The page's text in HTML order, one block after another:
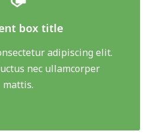
box title
adipiscing elit.
nec ullamcorper
mattis.